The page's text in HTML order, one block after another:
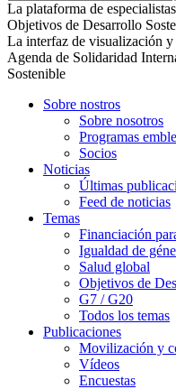
La plataforma de
Objetivos de Desarrollo
La interfaz de visualización y
Agenda de Solidaridad
Sostenible
Sobre nostros
Sobre nosotros
Programas
Socios
Noticias
Últimas
Feed de noticias
Temas
Financiación
Igualdad de
Salud global
Objetivos de
G7 / G20
Todos los temas
Publicaciones
Movilización y
Vídeos
Encuestas